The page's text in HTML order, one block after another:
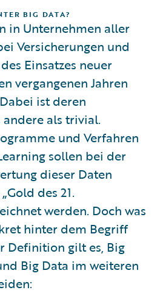
BIG DATA?
in Unternehmen aller
Versicherungen und
Einsatzes neuer
vergangenen Jahren
ist deren
als trivial.
und Verfahren
sollen bei der
dieser Daten
des 21.
werden. Doch was
hinter dem Begriff
Definition gilt es, Big
Big Data im weiteren